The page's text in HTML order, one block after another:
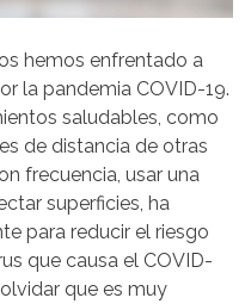
hemos enfrentado a
la pandemia COVID-19.
saludables, como
de distancia de otras
frecuencia, usar una
superficies, ha
para reducir el riesgo
que causa el COVID-
que es muy